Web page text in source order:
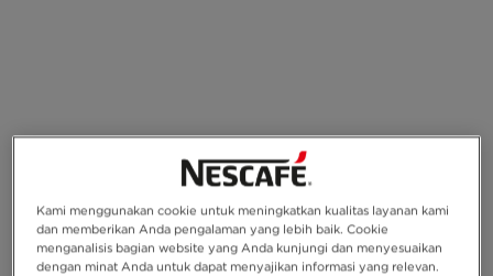
Kami menggunakan cookie untuk meningkatkan kualitas layanan kami
dan memberikan Anda pengalaman yang lebih baik. Cookie
menganalisis bagian website yang Anda kunjungi dan menyesuaikan
dengan minat Anda untuk dapat menyajikan informasi yang relevan.